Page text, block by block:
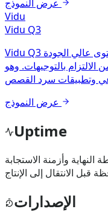
عرض النموذج
Vidu
Vidu Q3
Vidu Q3 هو نموذج لتوليد الفيديو مصمم لإنشاء محتوى عالي الجودة
بالتوجيهات. وهو
عرض النموذج
Uptime
وأزمنة الاستجابة
الإصدارات